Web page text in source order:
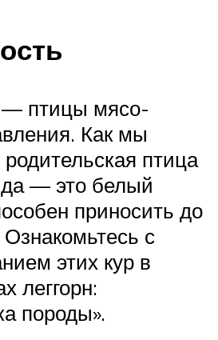
птицы мясо-
Как мы
птица
— это белый
приносить до
с
этих кур в
леггорн:
породы».